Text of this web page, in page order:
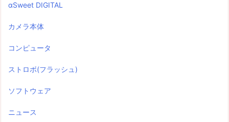
αSweet DIGITAL
カメラ本体
コンピュータ
ストロボ(フラッシュ)
ソフトウェア
ニュース